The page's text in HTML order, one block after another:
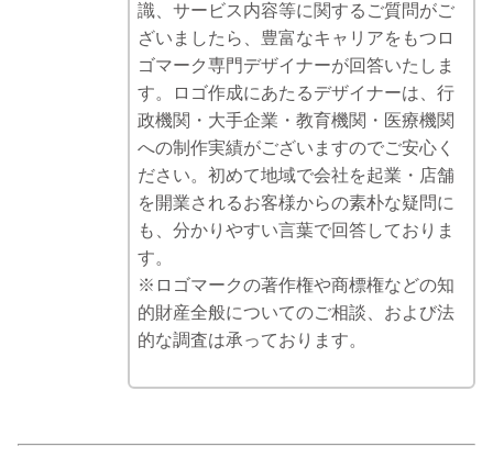
識、サービス内容等に関するご質問がご
ざいましたら、豊富なキャリアをもつロ
ゴマーク専門デザイナーが回答いたしま
す。ロゴ作成にあたるデザイナーは、行
政機関・大手企業・教育機関・医療機関
への制作実績がございますのでご安心く
ださい。初めて地域で会社を起業・店舗
を開業されるお客様からの素朴な疑問に
も、分かりやすい言葉で回答しておりま
す。
※ロゴマークの著作権や商標権などの知
的財産全般についてのご相談、および法
的な調査は承っております。